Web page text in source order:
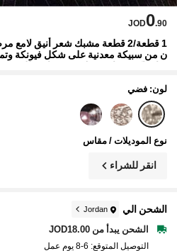
JOD0.90
1 قطعة/2 قطعة مشبك شعر أنيق لامع
ن من سبيكة معدنية على شكل فيونكة
عر بوهيمي أنيق
لون: فضي
نوع الموديلات / مقاس
انقر للشراء
الشحن الي Jordan
الشحن يبدأ من JOD18.00
التوصيل المتوقع: 6-8 يوم عمل